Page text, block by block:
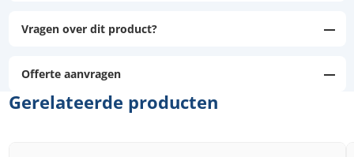
Vragen over dit product?
Offerte aanvragen
Gerelateerde producten